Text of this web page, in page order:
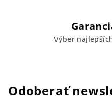
Výber
Odoberať